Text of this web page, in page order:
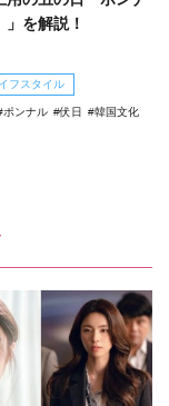
」を解説！
フスタイル
ポンナル 伏日 韓国文化